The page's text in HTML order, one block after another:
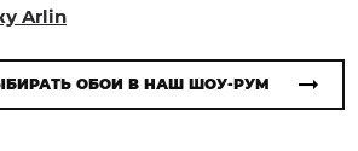
Arlin
ОБОИ В НАШ ШОУ-РУМ